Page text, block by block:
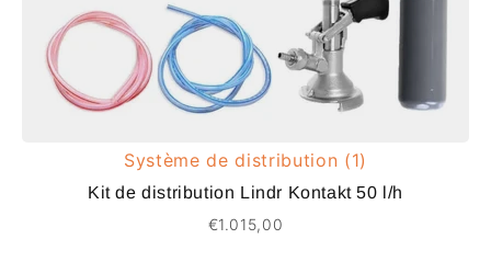
Système de distribution (1)
Kit de distribution Lindr Kontakt 50 l/h
€1.015,00